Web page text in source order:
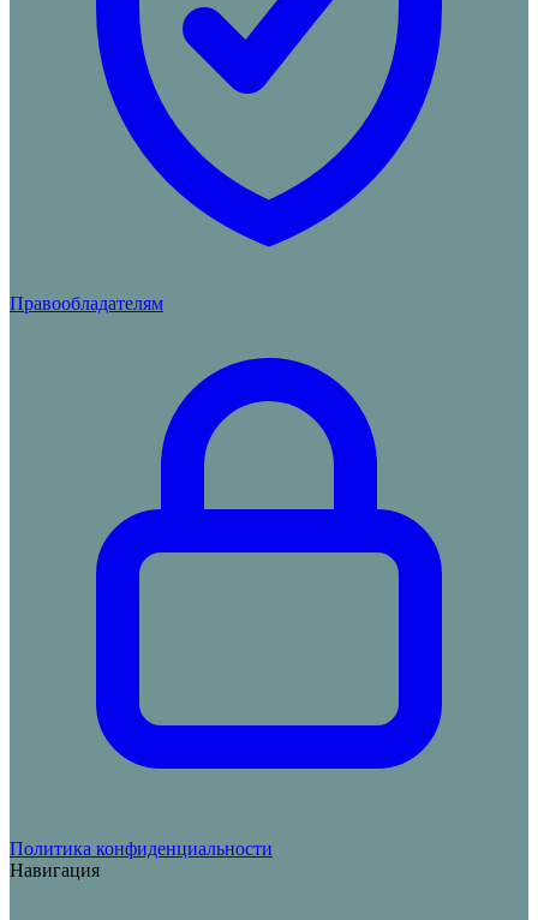
Правообладателям
Политика конфиденциальности
Навигация